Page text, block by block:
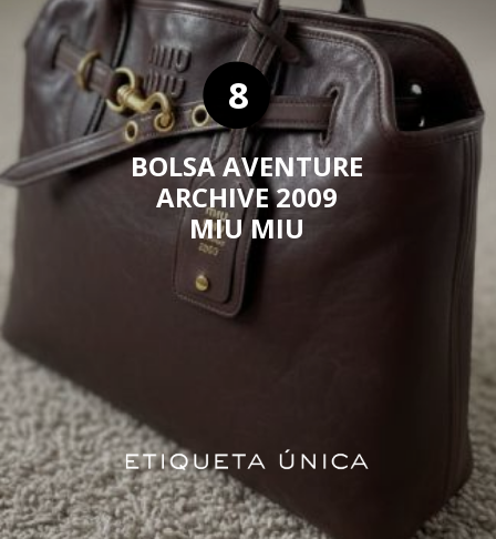
BOLSA AVENTURE
ARCHIVE 2009
MIU MIU
8